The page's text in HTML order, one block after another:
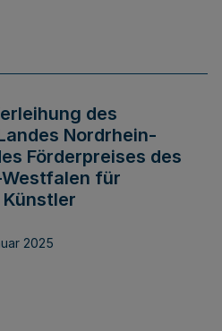
des
Nordrhein-
Förderpreises des
für
2025